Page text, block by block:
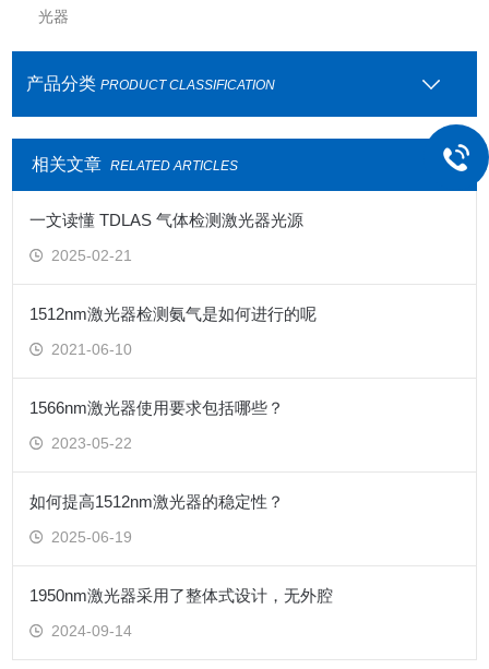
光器
产品分类 PRODUCT CLASSIFICATION
相关文章 RELATED ARTICLES
一文读懂 TDLAS 气体检测激光器光源
2025-02-21
1512nm激光器检测氨气是如何进行的呢
2021-06-10
1566nm激光器使用要求包括哪些？
2023-05-22
如何提高1512nm激光器的稳定性？
2025-06-19
1950nm激光器采用了整体式设计，无外腔
2024-09-14